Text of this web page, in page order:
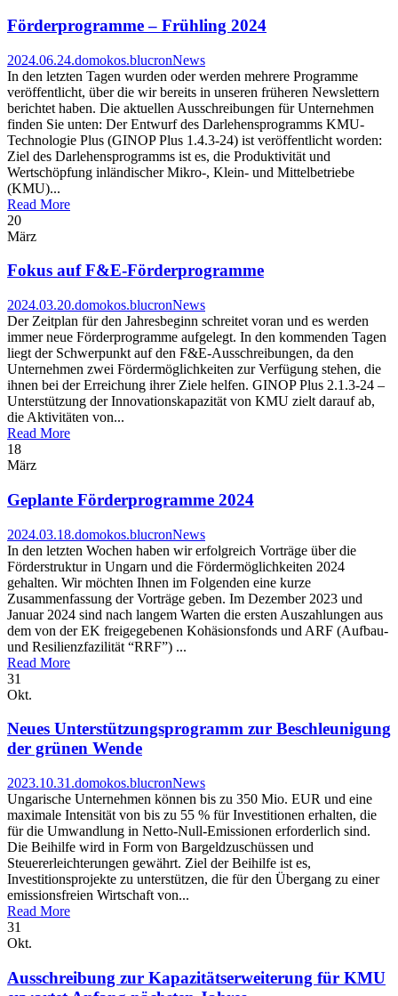
Förderprogramme – Frühling 2024
2024.06.24.domokos.blucronNews
In den letzten Tagen wurden oder werden mehrere Programme
veröffentlicht, über die wir bereits in unseren früheren Newslettern
berichtet haben. Die aktuellen Ausschreibungen für Unternehmen
finden Sie unten: Der Entwurf des Darlehensprogramms KMU-
Technologie Plus (GINOP Plus 1.4.3-24) ist veröffentlicht worden:
Ziel des Darlehensprogramms ist es, die Produktivität und
Wertschöpfung inländischer Mikro-, Klein- und Mittelbetriebe
(KMU)...
Read More
20
März
Fokus auf F&E-Förderprogramme
2024.03.20.domokos.blucronNews
Der Zeitplan für den Jahresbeginn schreitet voran und es werden
immer neue Förderprogramme aufgelegt. In den kommenden Tagen
liegt der Schwerpunkt auf den F&E-Ausschreibungen, da den
Unternehmen zwei Fördermöglichkeiten zur Verfügung stehen, die
ihnen bei der Erreichung ihrer Ziele helfen. GINOP Plus 2.1.3-24 –
Unterstützung der Innovationskapazität von KMU zielt darauf ab,
die Aktivitäten von...
Read More
18
März
Geplante Förderprogramme 2024
2024.03.18.domokos.blucronNews
In den letzten Wochen haben wir erfolgreich Vorträge über die
Förderstruktur in Ungarn und die Fördermöglichkeiten 2024
gehalten. Wir möchten Ihnen im Folgenden eine kurze
Zusammenfassung der Vorträge geben. Im Dezember 2023 und
Januar 2024 sind nach langem Warten die ersten Auszahlungen aus
dem von der EK freigegebenen Kohäsionsfonds und ARF (Aufbau-
und Resilienzfazilität “RRF”) ...
Read More
31
Okt.
Neues Unterstützungsprogramm zur Beschleunigung
der grünen Wende
2023.10.31.domokos.blucronNews
Ungarische Unternehmen können bis zu 350 Mio. EUR und eine
maximale Intensität von bis zu 55 % für Investitionen erhalten, die
für die Umwandlung in Netto-Null-Emissionen erforderlich sind.
Die Beihilfe wird in Form von Bargeldzuschüssen und
Steuererleichterungen gewährt. Ziel der Beihilfe ist es,
Investitionsprojekte zu unterstützen, die für den Übergang zu einer
emissionsfreien Wirtschaft von...
Read More
31
Okt.
Ausschreibung zur Kapazitätserweiterung für KMU